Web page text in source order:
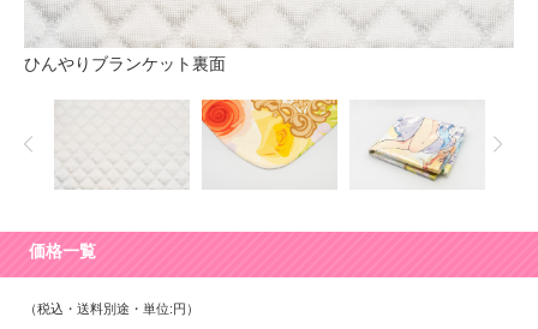
ット裏面
価格一覧
（税込・送料別途・単位:円）